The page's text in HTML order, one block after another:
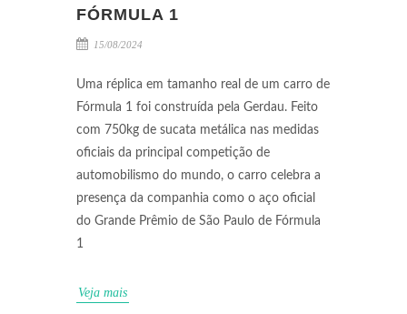
FÓRMULA 1
15/08/2024
Uma réplica em tamanho real de um carro de
Fórmula 1 foi construída pela Gerdau. Feito
com 750kg de sucata metálica nas medidas
oficiais da principal competição de
automobilismo do mundo, o carro celebra a
presença da companhia como o aço oficial
do Grande Prêmio de São Paulo de Fórmula
1
Veja mais